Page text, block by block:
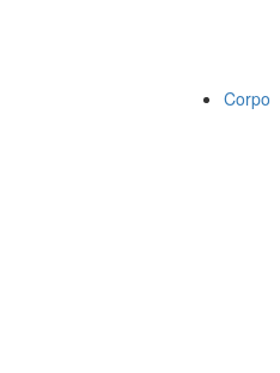
Corpo